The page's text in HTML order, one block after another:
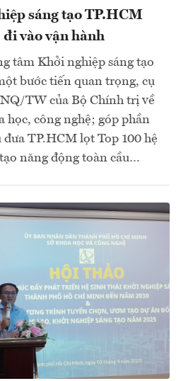
sáng tạo TP.HCM
vào vận hành
tâm Khởi nghiệp sáng tạo
bước tiến quan trọng, cụ
TW của Bộ Chính trị về
học, công nghệ; góp phần
TP.HCM lọt Top 100 hệ
năng động toàn cầu…